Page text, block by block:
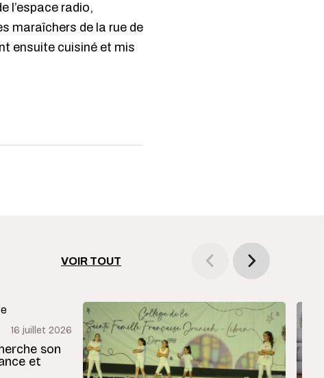
l’espace radio,
maraîchers de la rue de
ensuite cuisiné et mis
VOIR TOUT
16 juillet 2026
son
et